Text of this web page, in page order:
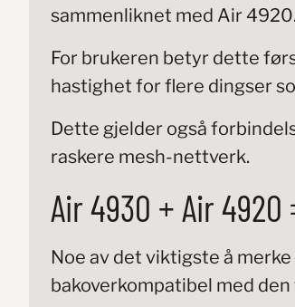
sammenliknet med Air 4920.
For brukeren betyr dette
hastighet for flere dingser
Dette gjelder også
raskere mesh-nettverk.
Air 4930 + Air 4920
Noe av det viktigste å
bakoverkompatibel med